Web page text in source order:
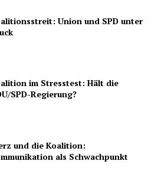
Union und SPD unter
im Stresstest: Hält die
SPD-Regierung?
und die Koalition:
als Schwachpunkt